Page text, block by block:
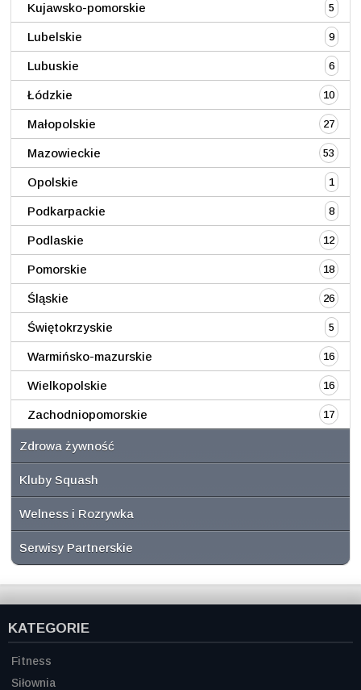
Kujawsko-pomorskie 5
Lubelskie 9
Lubuskie 6
Łódzkie 10
Małopolskie 27
Mazowieckie 53
Opolskie 1
Podkarpackie 8
Podlaskie 12
Pomorskie 18
Śląskie 26
Świętokrzyskie 5
Warmińsko-mazurskie 16
Wielkopolskie 16
Zachodniopomorskie 17
Zdrowa żywność
Kluby Squash
Welness i Rozrywka
Serwisy Partnerskie
KATEGORIE
Fitness
Siłownia